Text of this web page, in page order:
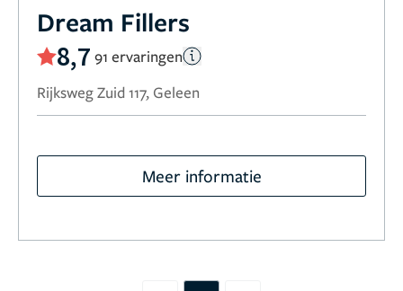
Dream Fillers
8,7 91 ervaringen
Rijksweg Zuid 117, Geleen
Meer informatie